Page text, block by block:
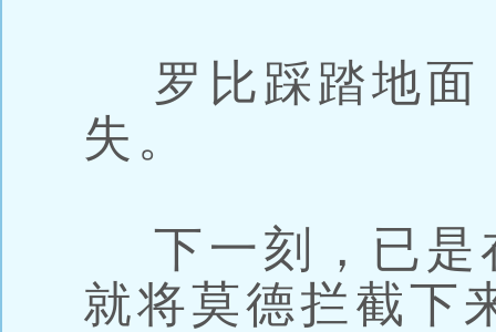
罗比踩踏地面
失。
下一刻，已是
就将莫德拦截下